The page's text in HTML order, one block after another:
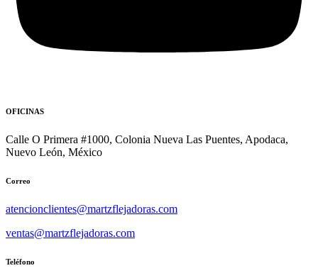
OFICINAS
Calle O Primera #1000, Colonia Nueva Las Puentes, Apodaca,
Nuevo León, México
Correo
atencionclientes@martzflejadoras.com
ventas@martzflejadoras.com
Teléfono